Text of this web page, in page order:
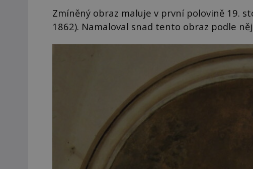
Zmíněný obraz maluje v první polovině 19.
1862). Namaloval snad tento obraz podle